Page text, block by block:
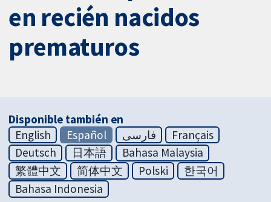
en recién nacidos
prematuros
Disponible también en
English
Español فارسی
Français
Deutsch
日本語
Bahasa Malaysia
繁體中文
简体中文 Polski
한국어
Bahasa Indonesia